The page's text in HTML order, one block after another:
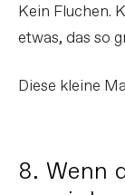
Kein Fluchen.
etwas, das so
Diese kleine
8. Wenn